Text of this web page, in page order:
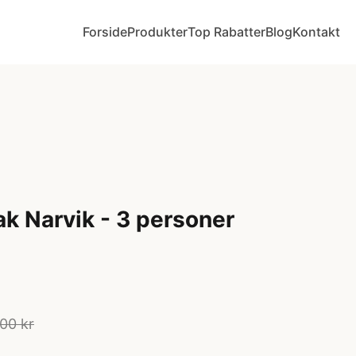
ForsideProdukterTop RabatterBlogKontakt
Narvik - 3 personer
kr